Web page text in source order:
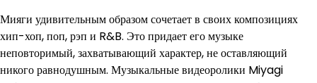
Мияги удивительным образом сочетает в своих композициях
хип-хоп, поп, рэп и R&B. Это придает его музыке
неповторимый, захватывающий характер, не оставляющий
никого равнодушным. Музыкальные видеоролики Miyagi